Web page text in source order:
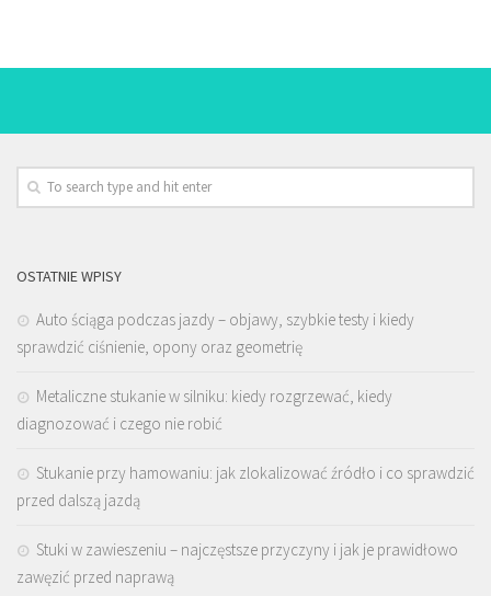
OSTATNIE WPISY
Auto ściąga podczas jazdy – objawy, szybkie testy i kiedy
sprawdzić ciśnienie, opony oraz geometrię
Metaliczne stukanie w silniku: kiedy rozgrzewać, kiedy
diagnozować i czego nie robić
Stukanie przy hamowaniu: jak zlokalizować źródło i co sprawdzić
przed dalszą jazdą
Stuki w zawieszeniu – najczęstsze przyczyny i jak je prawidłowo
zawęzić przed naprawą